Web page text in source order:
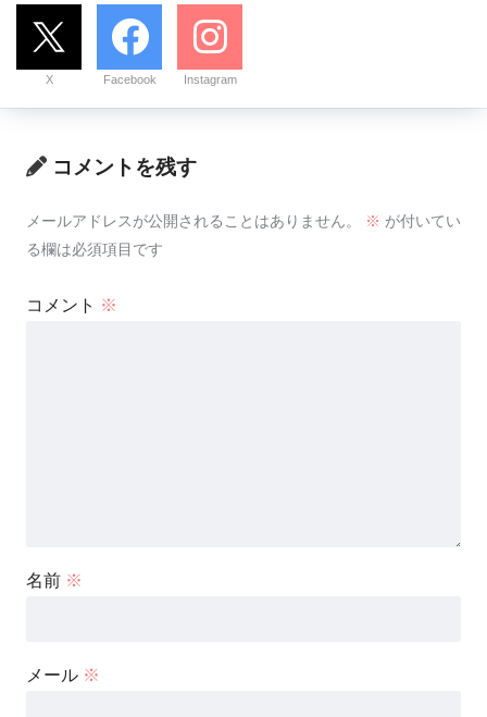
X Facebook Instagram
コメントを残す
メールアドレスが公開されることはありません。 ※ が付いてい
る欄は必須項目です
コメント ※
名前 ※
メール ※